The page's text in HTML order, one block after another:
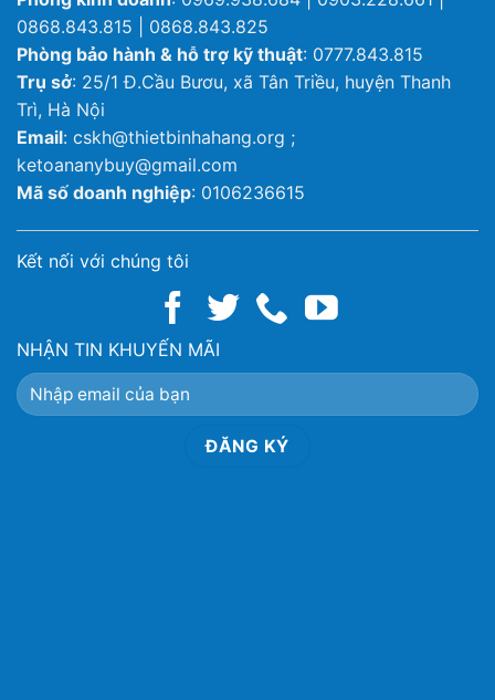
0868.843.815 | 0868.843.825
Phòng bảo hành & hỗ trợ kỹ thuật: 0777.843.815
Trụ sở: 25/1 Đ.Cầu Bươu, xã Tân Triều, huyện Thanh
Trì, Hà Nội
Email: cskh@thietbinhahang.org ;
ketoananybuy@gmail.com
Mã số doanh nghiệp: 0106236615
Kết nối với chúng tôi
NHẬN TIN KHUYẾN MÃI